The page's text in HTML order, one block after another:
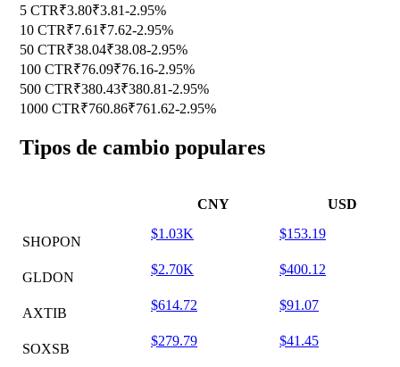
5 CTR₹3.80₹3.81-2.95%
10 CTR₹7.61 ₹7.62-2.95%
50 CTR₹38.04₹38.08-2.95%
100 CTR₹76.09₹76.16-2.95%
500 CTR₹380.43₹380.81-2.95%
1000 CTR₹760.86₹761.62-2.95%
Tipos de cambio populares
CNY USD
SHOPON
$1.03K $153.19
GLDON
$2.70K $400.12
AXTIB
$614.72 $91.07
SOXSB
$279.79 $41.45